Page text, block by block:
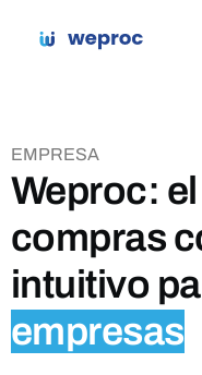
EMPRESA
Weproc:
compras
intuitivo
empresas